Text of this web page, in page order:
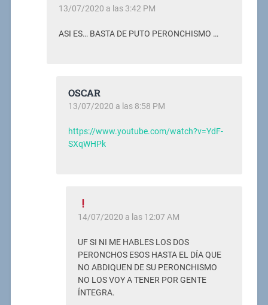
13/07/2020 a las 3:42 PM
ASI ES… BASTA DE PUTO PERONCHISMO …
OSCAR
13/07/2020 a las 8:58 PM
https://www.youtube.com/watch?v=YdF-
SXqWHPk
14/07/2020 a las 12:07 AM
UF SI NI ME HABLES LOS DOS
PERONCHOS ESOS HASTA EL DÍA QUE
NO ABDIQUEN DE SU PERONCHISMO
NO LOS VOY A TENER POR GENTE
ÍNTEGRA.